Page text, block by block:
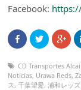
Facebook:
CD Transportes
Noticias, Urawa Reds,
ス ,千葉望愛,浦和レッ